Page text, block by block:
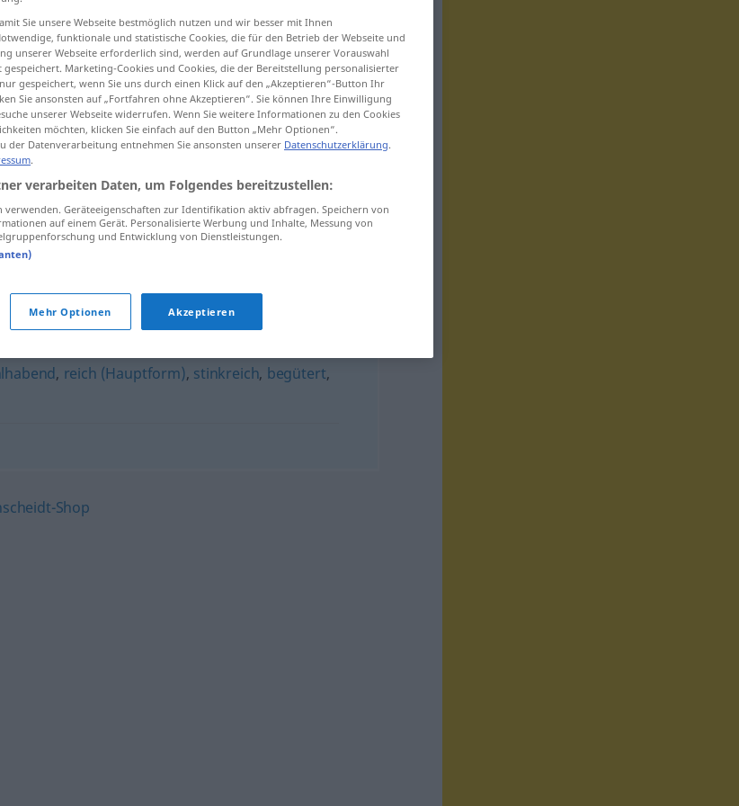
, reich (Hauptform), stinkreich, begütert,
Sie unsere Webseite bestmöglich nutzen und wir besser mit Ihnen
funktionale und statistische Cookies, die für den Betrieb der Webseite und
unserer Webseite erforderlich sind, werden auf Grundlage unserer Vorauswahl
Marketing-Cookies und Cookies, die der Bereitstellung personalisierter
gespeichert, wenn Sie uns durch einen Klick auf den „Akzeptieren“-Button Ihr
Sie ansonsten auf „Fortfahren ohne Akzeptieren“. Sie können Ihre Einwilligung
unserer Webseite widerrufen. Wenn Sie weitere Informationen zu den Cookies
möchten, klicken Sie einfach auf den Button „Mehr Optionen“.
der Datenverarbeitung entnehmen Sie ansonsten unserer Datenschutzerklärung.
.
verarbeiten Daten, um Folgendes bereitzustellen:
verwenden. Geräteeigenschaften zur Identifikation aktiv abfragen. Speichern von
auf einem Gerät. Personalisierte Werbung und Inhalte, Messung von
und Entwicklung von Dienstleistungen.
Mehr Optionen Akzeptieren